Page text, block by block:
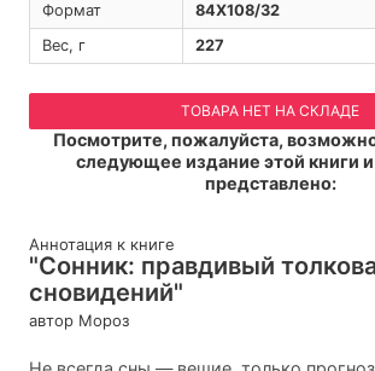
Формат
84Х108/32
Вес, г
227
ТОВАРА НЕТ НА СКЛАДЕ
Посмотрите, пожалуйста,
следующее издание этой книги
представлено:
Аннотация к книге
"Сонник: правдивый
сновидений"
автор Мороз